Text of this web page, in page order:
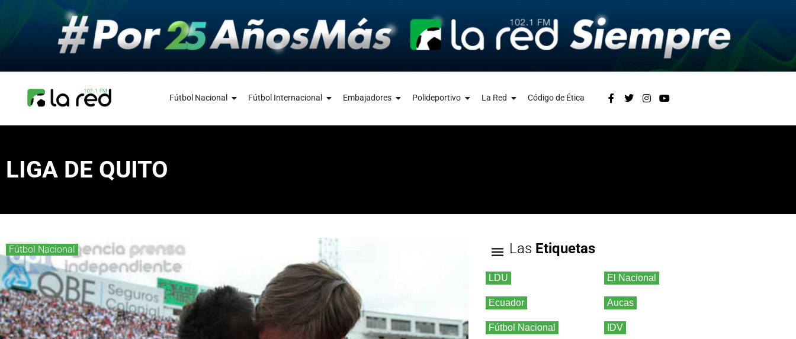
Fútbol Nacional Fútbol Internacional Embajadores Polideportivo La Red Código de Ética
LIGA DE QUITO
Fútbol Nacional Las Etiquetas
LDU El Nacional
Ecuador Aucas
Fútbol Nacional IDV